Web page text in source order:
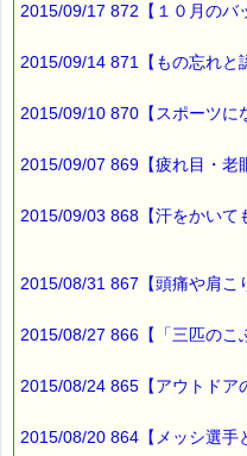
https://pass-thyme.com/
▼あなたにぴったりのバッチ
■オススメの講座情報
★Facebookに講座情報があ
■ｅパスタイム通信編集長
「昔話法廷」ですが、
判決は出ませんが、
2015/09/17 872【１０月のバ
2015/09/14 871【もの忘れと
2015/09/10 870【スポーツに
2015/09/07 869【疲れ目・老
2015/09/03 868【汗をかいて
2015/08/31 867【頭痛や肩こ
2015/08/27 866【「三匹のこ
2015/08/24 865【アウトドア
2015/08/20 864【メッシ選手